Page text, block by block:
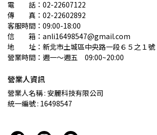
電　　話：02-22607122
傳　　真：02-22602892
客服時間：09:00-18:00
信　　箱：anli16498547@gmail.com
地　　址：新北市土城區中央路一段６５之１號
營業時間：週一～週五　09:00~20:00
營業人資訊
營業人名稱 : 安麗科技有限公司
統一編號 : 16498547